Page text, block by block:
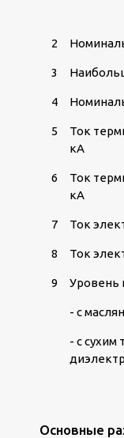
2
3
4
5
Ток
кА
6
Ток
кА
7 Ток
8 Ток
9 Уровень
- с
- с
Основные